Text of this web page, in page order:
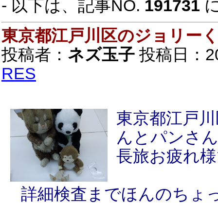
- 以下は、記事NO. 191731
東京都江戸川区のジョリー
投稿者： ネズ玉子 投稿日：
RES
東京都江戸
んとパンさ
長旅お疲れ
詳細検査までほんのちょ